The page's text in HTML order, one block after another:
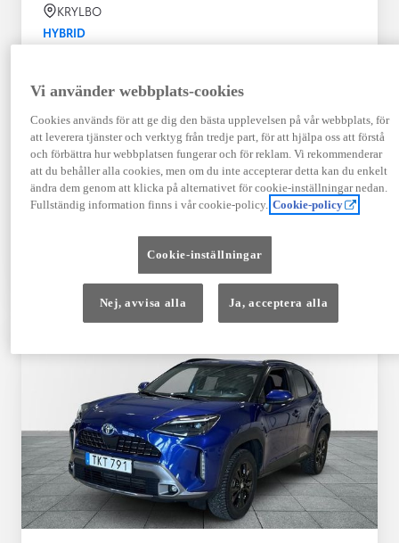
KRYLBO
HYBRID
09-2023
Hybrid Bensin
Automat
Visa mer
409 900 kr
Från 4 920 kr/mån
Kontakta återförsäljare
Vi använder webbplats-cookies
Cookies används för att ge dig den bästa upplevelsen på vår webbplats, för
att leverera tjänster och verktyg från tredje part, för att hjälpa oss att förstå
och förbättra hur webbplatsen fungerar och för reklam. Vi rekommenderar
att du behåller alla cookies, men om du inte accepterar detta kan du enkelt
ändra dem genom att klicka på alternativet för cookie-inställningar nedan.
Fullständig information finns i vår cookie-policy. Cookie-policy
Cookie-inställningar
Nej, avvisa alla Ja, acceptera alla